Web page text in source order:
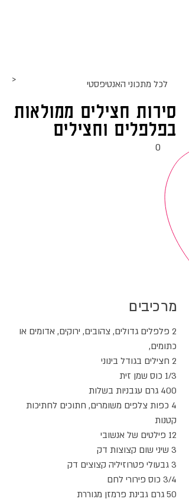
לכל מתכוני האנטיפסטי >
סירות חצילים ממולאות
בפלפלים וחצילים
0
מרכיבים
2 פלפלים גדולים, צהובים, ירוקים, אדומים או
כתומים,
2 חצילים בגודל בינוני
1/3 כוס שמן זית
400 גרם עגבניות בשלות
4 כפות צלפים משומרים, חתוכים לחתיכות
קטנות
12 פילטים של אנשובי
3 שיני שום קצוצות דק
3 גבעולי פטרוזיליה קצוצים דק
3/4 כוס פירורי לחם
50 גרם גבינת פרמזן מגוררת